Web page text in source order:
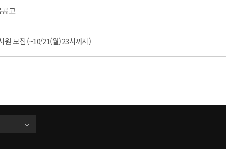
고
원 모집 (~10/21(월) 23시까지)